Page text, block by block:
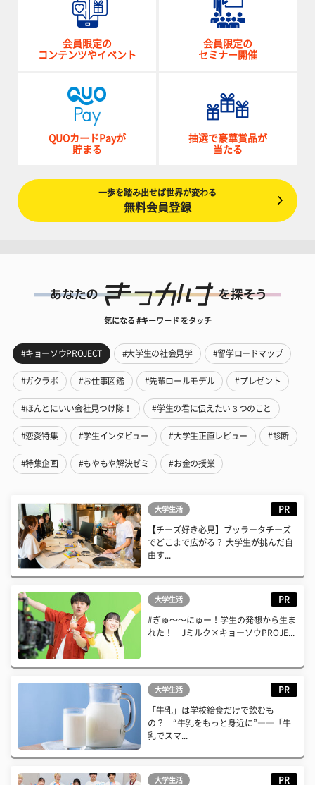
会員限定の
コンテンツやイベント
会員限定の
セミナー開催
QUOカードPayが
貯まる
抽選で豪華賞品が
当たる
一歩を踏み出せば世界が変わる
無料会員登録
気になる #キーワード をタッチ
#キョーソウPROJECT #大学生の社会見学 #留学ロードマップ
#ガクラボ #お仕事図鑑 #先輩ロールモデル #プレゼント
#ほんとにいい会社見つけ隊！ #学生の君に伝えたい３つのこと
#恋愛特集 #学生インタビュー #大学生正直レビュー #診断
#特集企画 #もやもや解決ゼミ #お金の授業
大学生活 PR
【チーズ好き必見】ブッラータチーズ
でどこまで広がる？ 大学生が挑んだ自
由す...
大学生活 PR
#ぎゅ〜〜にゅー！学生の発想から生ま
れた！ Jミルク×キョーソウPROJE...
大学生活 PR
「牛乳」は学校給食だけで飲むも
の？ “牛乳をもっと身近に”――「牛
乳でスマ...
大学生活 PR